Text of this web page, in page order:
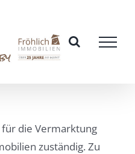
die Vermarktung
zuständig. Zu